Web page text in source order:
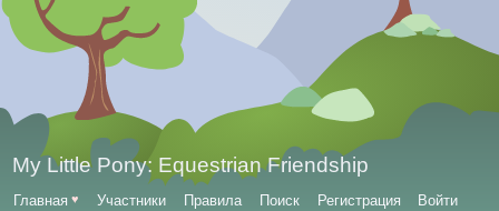
My Little Pony: Equestrian Friendship
Главная ♥ Участники Правила Поиск Регистрация Войти